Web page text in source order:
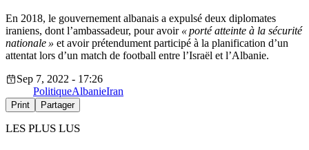
En 2018, le gouvernement albanais a expulsé deux diplomates
iraniens, dont l’ambassadeur, pour avoir «porté atteinte à la sécurité
nationale » et avoir prétendument participé à la planification d’un
attentat lors d’un match de football entre l’Israël et l’Albanie.
Sep 7, 2022 - 17:26
PolitiqueAlbanieIran
Print Partager
LES PLUS LUS